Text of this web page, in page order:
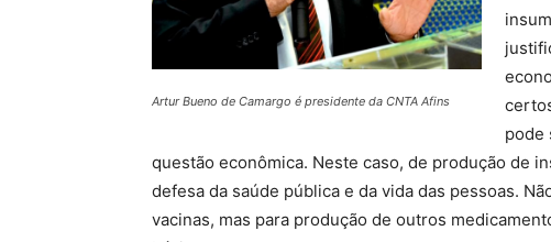
Artur Bueno de Camargo é presidente da CNTA Afins
pode
questão econômica. Neste caso, de produção de
defesa da saúde pública e da vida das pessoas.
vacinas, mas para produção de outros